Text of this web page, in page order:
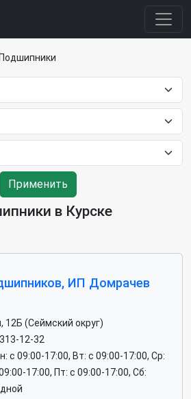
Подшипники
Применить
в Курске
ИП Домрачев
12Б (Сеймский округ)
12-32
c 09:00-17:00, Вт: c 09:00-17:00, Ср:
17:00, Пт: c 09:00-17:00, Сб: